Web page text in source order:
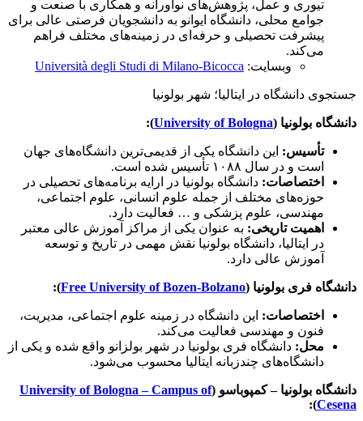
تیوری و عمل، پژوهش‌های نوآورانه و همکاری با صنعت و
جوامع محلی، دانشگاه ایوانو به دانشجویان فرصتی عالی برای
پیشرفت تحصیلی و حرفه‌ای در زمینه‌های مختلف فراهم
می‌کند.
وبسایت: Università degli Studi di Milano-Bicocca
جستجوی دانشگاه در ایتالیا؛ شهر بولونیا
دانشگاه بولونیا (University of Bologna
):
تأسیس: این دانشگاه یکی از قدیمی‌ترین دانشگاه‌های جهان
است و در سال ۱۰۸۸ تأسیس شده است.
اختصاصات: دانشگاه بولونیا در ارایه برنامه‌های تحصیلی در
حوزه‌های مختلف از جمله علوم انسانی، علوم اجتماعی،
مهندسی، علوم پزشکی و … فعالیت دارد.
اهمیت تاریخی: به عنوان یکی از مراکز آموزش عالی معتبر
در ایتالیا، دانشگاه بولونیا نقش مهمی در تاریخ و توسعه
آموزش عالی دارد.
دانشگاه فری بولونیا (Free University of Bozen-Bolzano
):
اختصاصات: این دانشگاه در زمینه علوم اجتماعی، مدیریت،
فنون و مهندسی فعالیت می‌کند.
محل: دانشگاه فری بولونیا در شهر بولزانو واقع شده و یکی از
دانشگاه‌های چندزبانه ایتالیا محسوب می‌شود.
دانشگاه بولونیا – کمپوباسو (University of Bologna – Campus of
Cesena
):